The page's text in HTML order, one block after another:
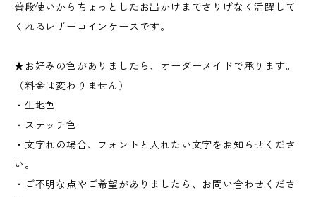
普段使いからちょっとしたお出かけまでさりげなく活躍して
くれるレザーコインケースです。
★お好みの色がありましたら、オーダーメイドで承ります。
（料金は変わりません）
・生地色
・ステッチ色
・文字れの場合、フォントと入れたい文字をお知らせくださ
い。
・ご不明な点やご希望がありましたら、お問い合わせくださ